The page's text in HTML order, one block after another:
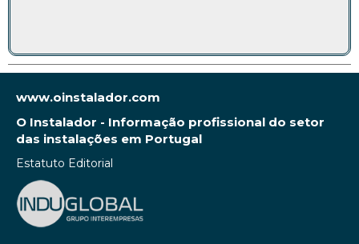
www.oinstalador.com
O Instalador - Informação profissional do setor
das instalações em Portugal
Estatuto Editorial